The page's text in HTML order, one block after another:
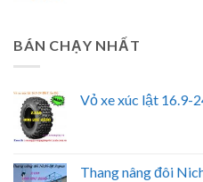
BÁN CHẠY NHẤT
Vỏ xe xúc lật 16.9-
Thang nâng đôi